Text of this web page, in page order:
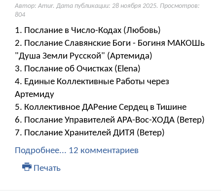
Автор: Amur. Дата публикации: 28 ноября 2025. Просмотров:
804
1. Послание в Число-Кодах (Любовь)
2. Послание Славянские Боги - Богиня МАКОШь
"Душа Земли Русской" (Артемида)
3. Послание об Очистках (Elena)
4. Единые Коллективные Работы через
Артемиду
5. Коллективное ДАРение Сердец в Тишине
6. Послание Управителей АРА-Вос-ХОДА (Ветер)
7. Послание Хранителей ДИТЯ (Ветер)
Подробнее... 12 комментариев
Печать